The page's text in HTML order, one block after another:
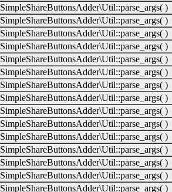
SimpleShareButtonsAdder\Util::parse_args( )
SimpleShareButtonsAdder\Util::parse_args( )
SimpleShareButtonsAdder\Util::parse_args( )
SimpleShareButtonsAdder\Util::parse_args( )
SimpleShareButtonsAdder\Util::parse_args( )
SimpleShareButtonsAdder\Util::parse_args( )
SimpleShareButtonsAdder\Util::parse_args( )
SimpleShareButtonsAdder\Util::parse_args( )
SimpleShareButtonsAdder\Util::parse_args( )
SimpleShareButtonsAdder\Util::parse_args( )
SimpleShareButtonsAdder\Util::parse_args( )
SimpleShareButtonsAdder\Util::parse_args( )
SimpleShareButtonsAdder\Util::parse_args( )
SimpleShareButtonsAdder\Util::parse_args( )
SimpleShareButtonsAdder\Util::parse_args( )